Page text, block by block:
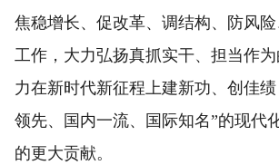
焦稳增长、促改革、调结构、防风
工作，大力弘扬真抓实干、担当作
力在新时代新征程上建新功、创佳
领先、国内一流、国际知名”的现代
的更大贡献。